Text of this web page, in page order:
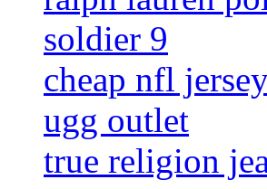
soldier 9
cheap nfl
ugg outlet
true religion